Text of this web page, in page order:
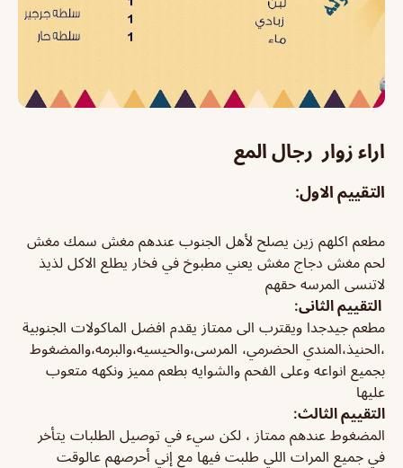
اراء زوار رجال المع
التقييم الاول:
مطعم اكلهم زين يصلح لأهل الجنوب عندهم مغش سمك مغش
لحم مغش دجاج مغش يعني مطبوخ في فخار يطلع الاكل لذيذ
لاتنسى المرسه حقهم
التقييم الثانى:
مطعم جيدجدا ويقترب الى ممتاز يقدم افضل الماكولات الجنوبية
،الحنيذ،المندي الحضرمي، المرسى،والحيسيه،والبرمه،والمضغوط
بجميع انواعه وعلى الفحم والشوايه بطعم مميز ونكهه متعوب
عليها
التقييم الثالث:
المضغوط عندهم ممتاز ، لكن سيء في توصيل الطلبات يتأخر
في جميع المرات اللي طلبت فيها مع إني أحرصهم عالوقت